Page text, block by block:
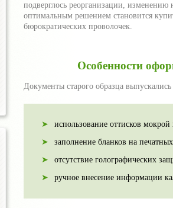
подверглось реорганизации,
оптимальным решением становится
бюрократических проволочек.
Особенности
Документы старого образца
использование оттисков мокрой
заполнение бланков на
отсутствие голографических
ручное внесение информации